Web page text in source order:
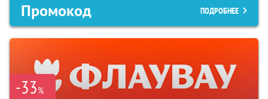
Промокод ПОДРОБНЕЕ
-33%